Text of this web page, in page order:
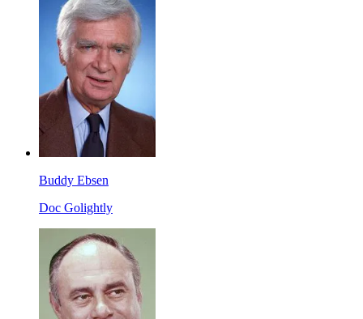
Buddy Ebsen
Doc Golightly